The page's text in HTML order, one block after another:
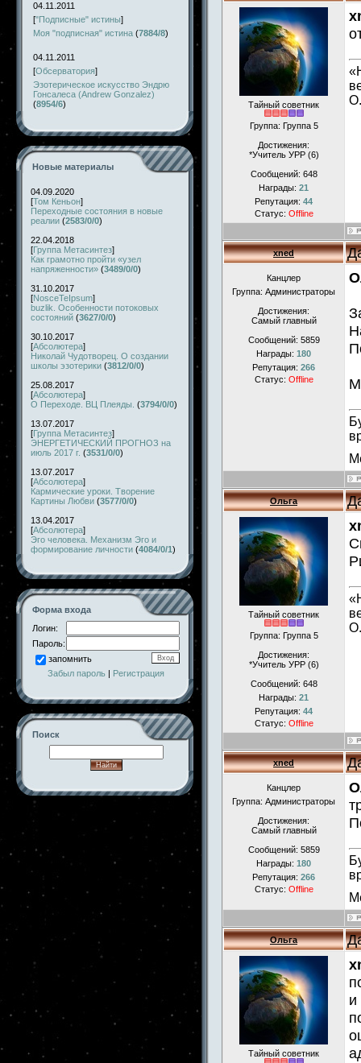
04.11.2011
["Подписные" истины]
Моя "подписная" истина (7884/8)
04.11.2011
[Обсерватория]
Эзотерическое искусство Эндрю
Гонсалеса (Andrew Gonzalez)
(8954/6)
Новые материалы
04.09.2020
[Том Кеньон]
Переходные состояния в новые
реалии (2583/0/0)
22.04.2018
[Группа Метасинтез]
Как грамотно пройти «узел
напряженности» (3489/0/0)
31.10.2017
[NosceTeIpsum]
buzlik. Особенности потоковых
состояний (3627/0/0)
30.10.2017
[Абсолютера]
Николай Чудотворец. О создании
школы эзотерики (3812/0/0)
25.08.2017
[Абсолютера]
О Переходе. ВЦ Плеяды. (3794/0/0)
13.07.2017
[Группа Метасинтез]
ЭНЕРГЕТИЧЕСКИЙ ПРОГНОЗ на
июль 2017 г. (3531/0/0)
13.07.2017
[Абсолютера]
Кармические уроки. Творение
Картины Любви (3577/0/0)
13.04.2017
[Абсолютера]
Эго человека. Механизм Эго и
формирование личности (4084/0/1)
Форма входа
Логин:
Пароль:
запомнить
Забыл пароль | Регистрация
Поиск
Тайный советник
Группа: Группа 5
Достижения:
*Учитель УРР (6)
Сообщений: 648
Награды: 21
Репутация: 44
Статус: Offline
xned
Канцлер
Группа: Администраторы
Достижения:
Самый главный
Сообщений: 5859
Награды: 180
Репутация: 266
Статус: Offline
Ольга
Тайный советник
Группа: Группа 5
Достижения:
*Учитель УРР (6)
Сообщений: 648
Награды: 21
Репутация: 44
Статус: Offline
xned
Канцлер
Группа: Администраторы
Достижения:
Самый главный
Сообщений: 5859
Награды: 180
Репутация: 266
Статус: Offline
Ольга
Тайный советник
и